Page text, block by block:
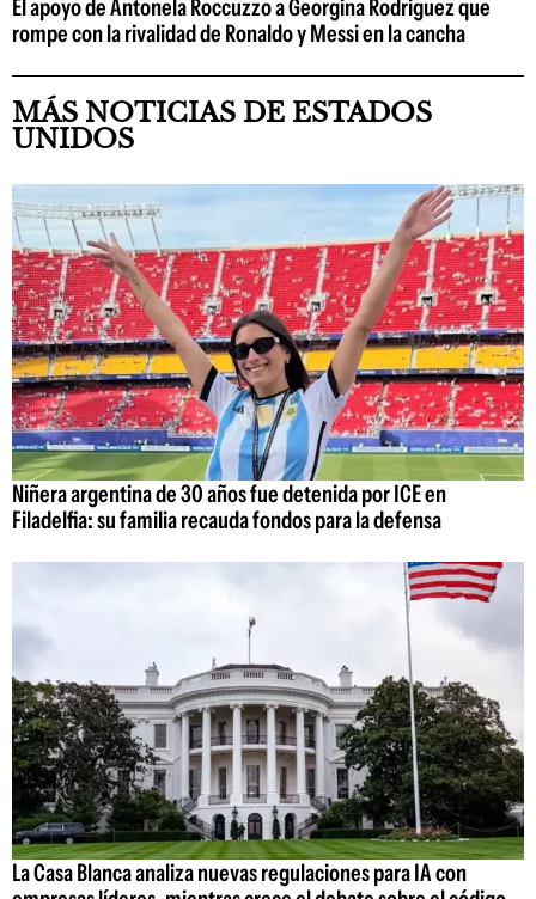
El apoyo de Antonela Roccuzzo a Georgina Rodriguez que
rompe con la rivalidad de Ronaldo y Messi en la cancha
MÁS NOTICIAS DE ESTADOS
UNIDOS
Niñera argentina de 30 años fue detenida por ICE en
Filadelfia: su familia recauda fondos para la defensa
La Casa Blanca analiza nuevas regulaciones para IA con